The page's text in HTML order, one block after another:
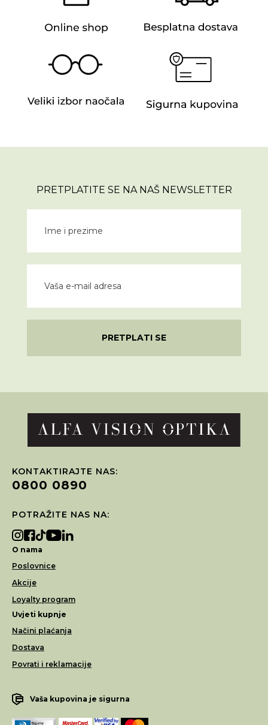
PRETPLATITE SE NA NAŠ NEWSLETTER
PRETPLATI SE
KONTAKTIRAJTE NAS:
0800 0890
POTRAŽITE NAS NA:
O nama
Poslovnice
Akcije
Loyalty program
Uvjeti kupnje
Načini plaćanja
Dostava
Povrati i reklamacije
Vaša kupovina je sigurna